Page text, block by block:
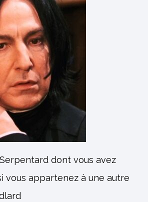
dont vous avez
vous appartenez à une autre